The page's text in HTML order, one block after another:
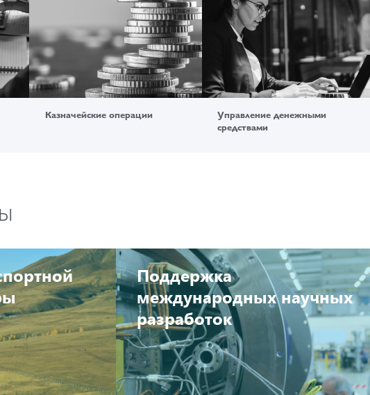
Казначейские операции
Управление денежными
средствами
Поддержка
международных научных
разработок